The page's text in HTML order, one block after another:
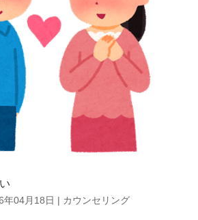
年04月18日 | カウンセリング